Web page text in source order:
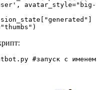
avatar_style="big-
#запуск с именем